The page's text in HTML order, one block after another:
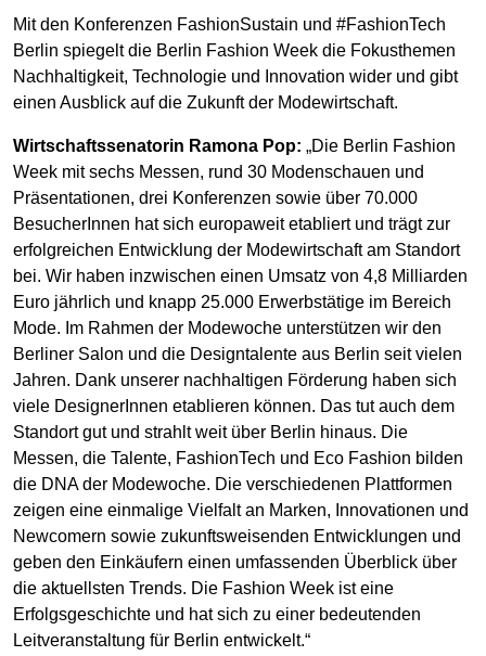
Mit den Konferenzen FashionSustain und #FashionTech
Berlin spiegelt die Berlin Fashion Week die Fokusthemen
Nachhaltigkeit, Technologie und Innovation wider und gibt
einen Ausblick auf die Zukunft der Modewirtschaft.
Wirtschaftssenatorin Ramona Pop: „Die Berlin Fashion
Week mit sechs Messen, rund 30 Modenschauen und
Präsentationen, drei Konferenzen sowie über 70.000
BesucherInnen hat sich europaweit etabliert und trägt zur
erfolgreichen Entwicklung der Modewirtschaft am Standort
bei. Wir haben inzwischen einen Umsatz von 4,8 Milliarden
Euro jährlich und knapp 25.000 Erwerbstätige im Bereich
Mode. Im Rahmen der Modewoche unterstützen wir den
Berliner Salon und die Designtalente aus Berlin seit vielen
Jahren. Dank unserer nachhaltigen Förderung haben sich
viele DesignerInnen etablieren können. Das tut auch dem
Standort gut und strahlt weit über Berlin hinaus. Die
Messen, die Talente, FashionTech und Eco Fashion bilden
die DNA der Modewoche. Die verschiedenen Plattformen
zeigen eine einmalige Vielfalt an Marken, Innovationen und
Newcomern sowie zukunftsweisenden Entwicklungen und
geben den Einkäufern einen umfassenden Überblick über
die aktuellsten Trends. Die Fashion Week ist eine
Erfolgsgeschichte und hat sich zu einer bedeutenden
Leitveranstaltung für Berlin entwickelt.“